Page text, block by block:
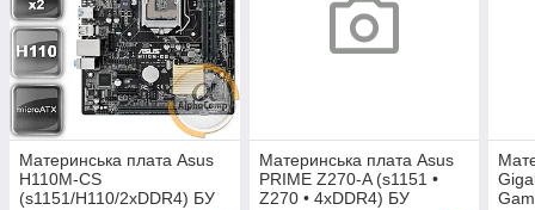
Материнська плата Asus
H110M-CS
(s1151/H110/2xDDR4) БУ
Материнська плата Asus
PRIME Z270-A (s1151 •
Z270 • 4xDDR4) БУ